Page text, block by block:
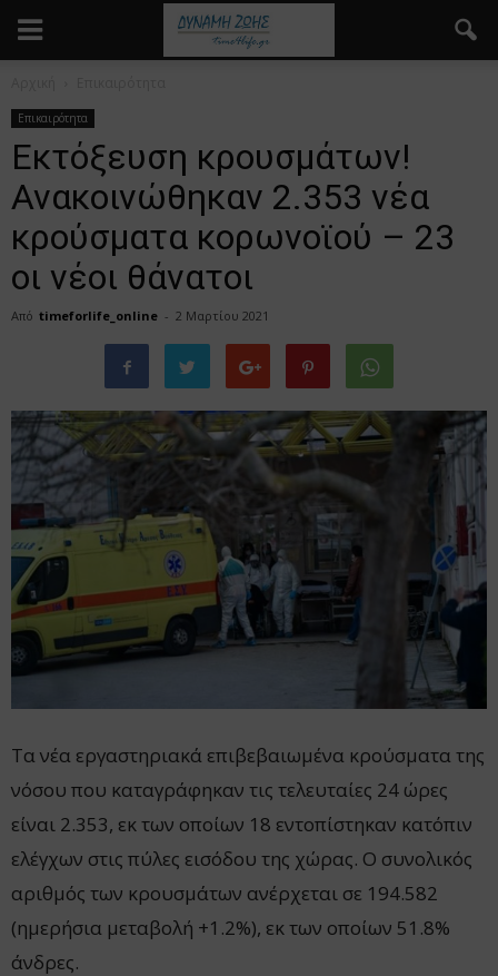
Επικαιρότητα
Εκτόξευση κρουσμάτων!
Ανακοινώθηκαν 2.353 νέα
κρούσματα κορωνοϊού – 23
οι νέοι θάνατοι
Από timeforlife_online - 2 Μαρτίου 2021
Τα νέα εργαστηριακά επιβεβαιωμένα κρούσματα της
νόσου που καταγράφηκαν τις τελευταίες 24 ώρες
είναι 2.353, εκ των οποίων 18 εντοπίστηκαν κατόπιν
ελέγχων στις πύλες εισόδου της χώρας. Ο συνολικός
αριθμός των κρουσμάτων ανέρχεται σε 194.582
(ημερήσια μεταβολή +1.2%), εκ των οποίων 51.8%
άνδρες.